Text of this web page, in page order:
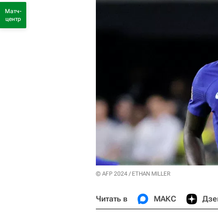
© AFP 2024 / ETHAN MILLER
Читать в МАКС
Матч-
центр